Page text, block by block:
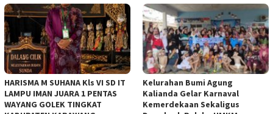
HARISMA M SUHANA Kls VI SD IT
LAMPU IMAN JUARA 1 PENTAS
WAYANG GOLEK TINGKAT
Kelurahan Bumi Agung
Kalianda Gelar Karnaval
Kemerdekaan Sekaligus